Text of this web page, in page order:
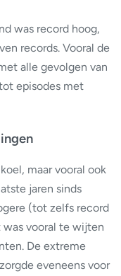
was record hoog,
records. Vooral de
alle gevolgen van
episodes met
maar vooral ook
jaren sinds
(tot zelfs record
was vooral te wijten
De extreme
eveneens voor